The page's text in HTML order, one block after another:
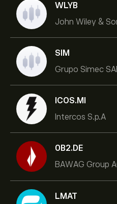
WLYB
John Wiley &
SIM
Grupo Simec
ICOS.MI
Intercos S.p.A
0B2.DE
BAWAG Group
LMAT